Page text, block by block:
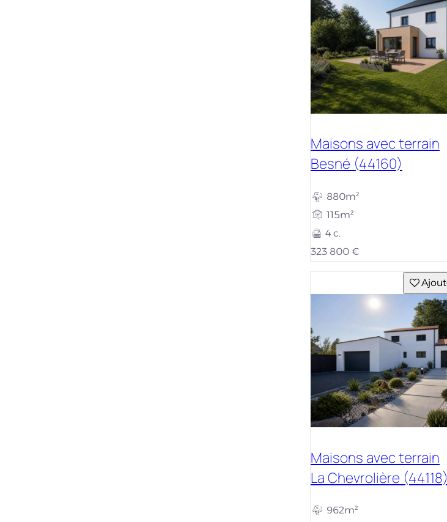
Maisons avec terrain
Besné (44160)
880m²
115m²
4 c.
323 800 €
Maisons avec terrain
La Chevrolière (44118)
962m²